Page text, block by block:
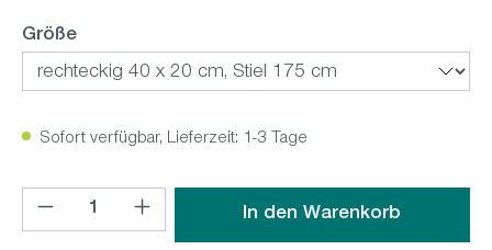
Größeauswählen
Sofort verfügbar, Lieferzeit: 1-3 Tage
Produkt Anzahl: Gib den gewünschten Wert ein oder
In den Warenkorb